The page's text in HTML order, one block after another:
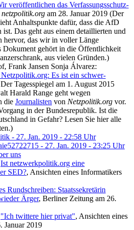
veröffentlichen das Verfassungsschutz-
netzpolitik.org am 28. Januar 2019 (Der
Anhaltspunkte dafür, dass die AfD
Das geht aus einem detaillierten und
hervor, das wir in voller Länge
Dokument gehört in die Öffentlichkeit
aus vielen Gründen.)
Frank Jansen Sonja Álvarez:
Es ist ein schwer­
Tagesspiegel am 1. August 2015
Harald Range geht wegen
die Journalisten von Netzpolitik.org vor.
in der Bundesrepublik. Ist die
in Gefahr? Lesen Sie hier alle
- 27. Jan. 2019 - 22:58 Uhr
- 27. Jan. 2019 - 23:25 Uhr
uns
Ist netzwerkpolitik.org eine
SED?, Ansichten eines Informatikers
Rundschreiben: Staatssekretärin
Ärger, Berliner Zeitung am 26.
"Ich twittere hier privat", Ansichten eines
Januar 2019